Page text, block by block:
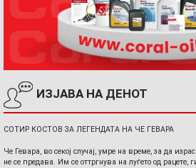
ИЗЈАВА НА ДЕНОТ
СОТИР КОСТОВ ЗА ЛЕГЕНДАТА НА ЧЕ ГЕВАРА
Че Гевара, во секој случај, умре на време, за да
не се предава. Им се оттргнува на луѓето од рацете,